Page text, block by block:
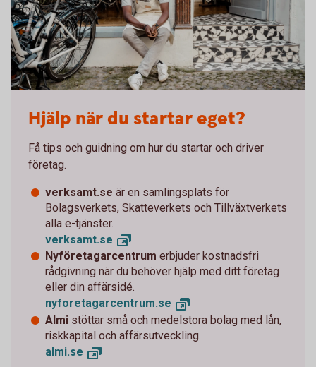
Hjälp när du startar eget?
Få tips och guidning om hur du startar och driver
företag.
verksamt.se är en samlingsplats för
Bolagsverkets, Skatteverkets och Tillväxtverkets
alla e-tjänster.
verksamt.se
Nyföretagarcentrum erbjuder kostnadsfri
rådgivning när du behöver hjälp med ditt företag
eller din affärsidé.
nyforetagarcentrum.se
Almi stöttar små och medelstora bolag med lån,
riskkapital och affärsutveckling.
almi.se